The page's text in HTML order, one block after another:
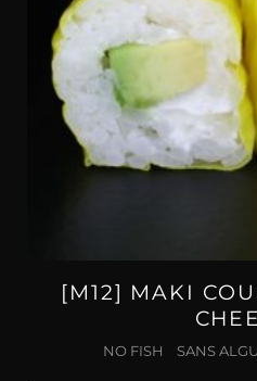
[M12] MAKI
NO FISH SANS